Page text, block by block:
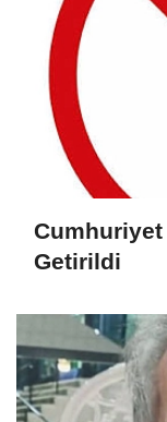
Cumhuriyet
Getirildi